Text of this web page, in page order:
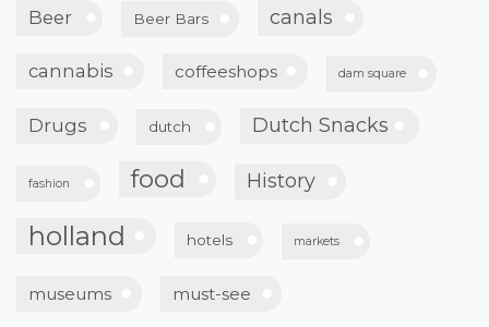
Beer Beer Bars canals
cannabis coffeeshops dam square
Drugs dutch Dutch Snacks
fashion food History
holland hotels markets
museums must-see